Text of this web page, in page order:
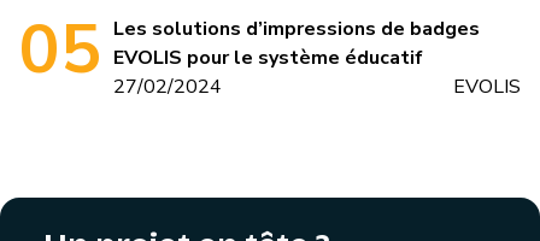
Les solutions d’impressions de badges
EVOLIS pour le système éducatif
27/02/2024
EVOLIS